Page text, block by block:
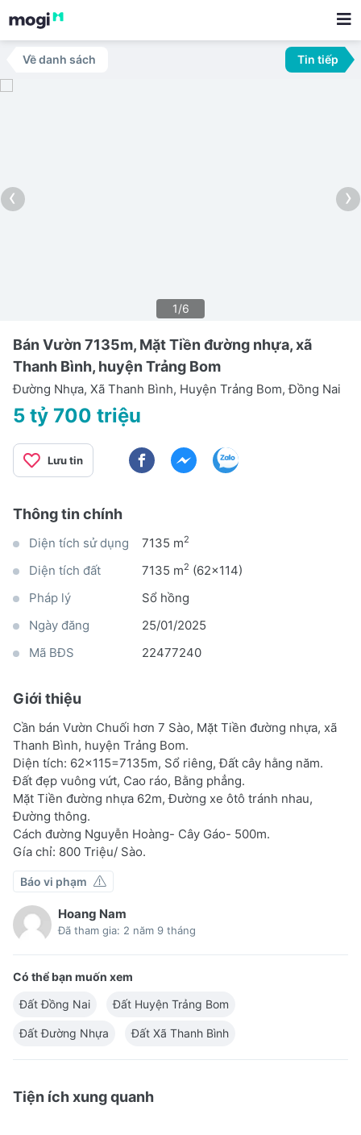
Về danh sách Tin tiếp
‹ ›
1/6
Bán Vườn 7135m, Mặt Tiền đường nhựa, xã
Thanh Bình, huyện Trảng Bom
Đường Nhựa, Xã Thanh Bình, Huyện Trảng Bom, Đồng Nai
5 tỷ 700 triệu
Lưu tin
Thông tin chính
Diện tích sử dụng 7135 m2
Diện tích đất 7135 m2 (62x114)
Pháp lý
Sổ hồng
Ngày đăng
25/01/2025
Mã BĐS
22477240
Giới thiệu
Cần bán Vườn Chuối hơn 7 Sào, Mặt Tiền đường nhựa, xã
Thanh Bình, huyện Trảng Bom.
Diện tích: 62×115=7135m, Sổ riêng, Đất cây hằng năm.
Đất đẹp vuông vứt, Cao ráo, Bằng phẳng.
Mặt Tiền đường nhựa 62m, Đường xe ôtô tránh nhau,
Đường thông.
Cách đường Nguyễn Hoàng- Cây Gáo- 500m.
Gía chỉ: 800 Triệu/ Sào.
Báo vi phạm
Hoang Nam
Đã tham gia: 2 năm 9 tháng
Có thể bạn muốn xem
Đất Đồng Nai
Đất Huyện Trảng Bom
Đất Đường Nhựa Đất Xã Thanh Bình
Tiện ích xung quanh